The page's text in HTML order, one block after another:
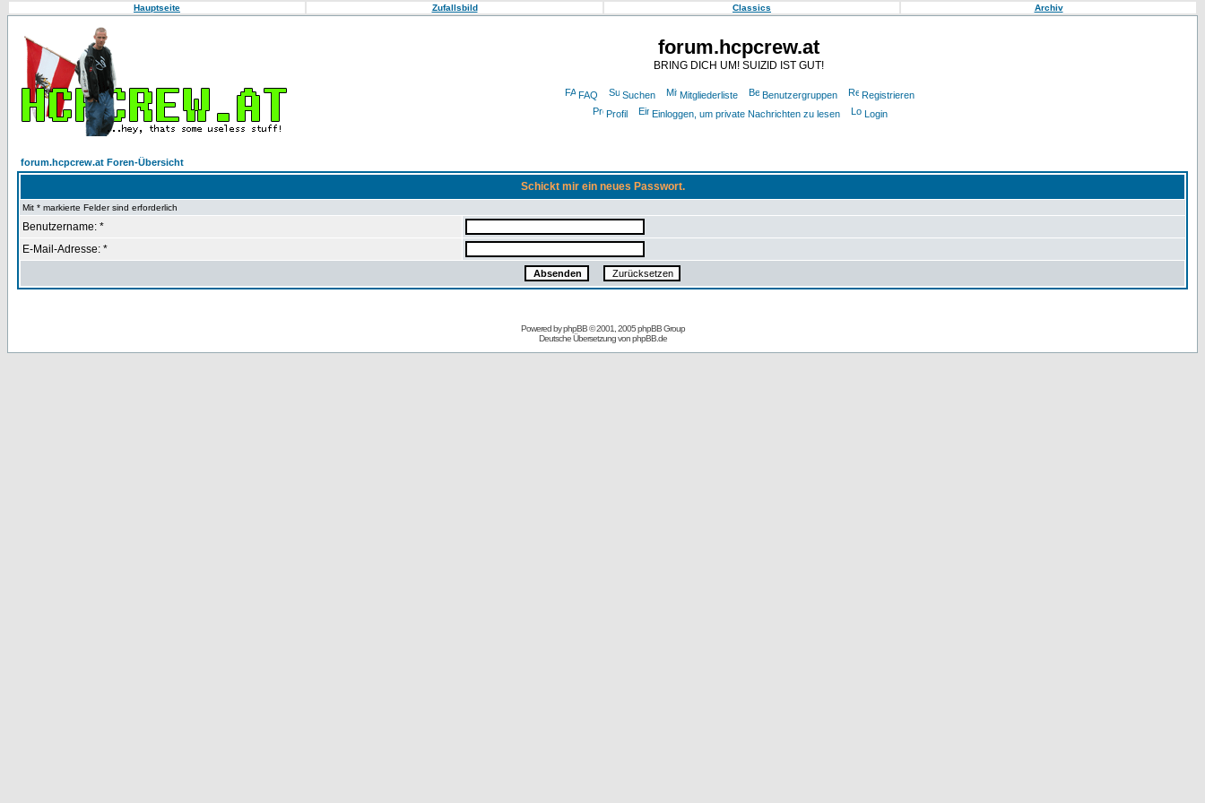
Hauptseite Zufallsbild Classics Archiv
forum.hcpcrew.at
BRING DICH UM! SUIZID IST GUT!
FAQ Suchen Mitgliederliste Benutzergruppen
Registrieren
Profil
Einloggen, um private Nachrichten zu lesen Login
forum.hcpcrew.at Foren-Übersicht
Schickt mir ein neues Passwort.
Mit * markierte Felder sind erforderlich
Benutzername: *
E-Mail-Adresse: *
Powered byphpBB© 2001, 2005 phpBB Group
Deutsche Übersetzung vonphpBB.de